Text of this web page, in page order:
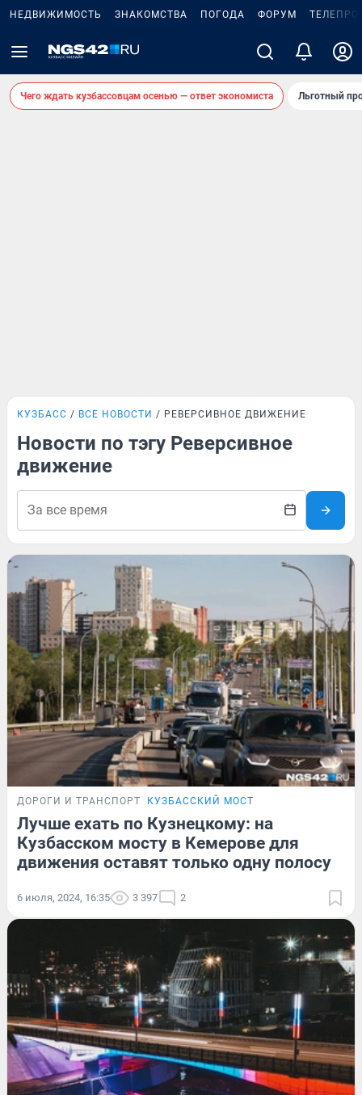
НЕДВИЖИМОСТЬ ЗНАКОМСТВА ПОГОДА ФОРУМ
Чего ждать кузбассовцам осенью — ответ экономиста Льготный
КУЗБАСС ВСЕ НОВОСТИ РЕВЕРСИВНОЕ ДВИЖЕНИЕ
Новости по тэгу Реверсивное
движение
ДОРОГИ И ТРАНСПОРТ КУЗБАССКИЙ МОСТ
Лучше ехать по Кузнецкому: на
Кузбасском мосту в Кемерове для
движения оставят только одну полосу
6 июля, 2024, 16:35 3 397 2